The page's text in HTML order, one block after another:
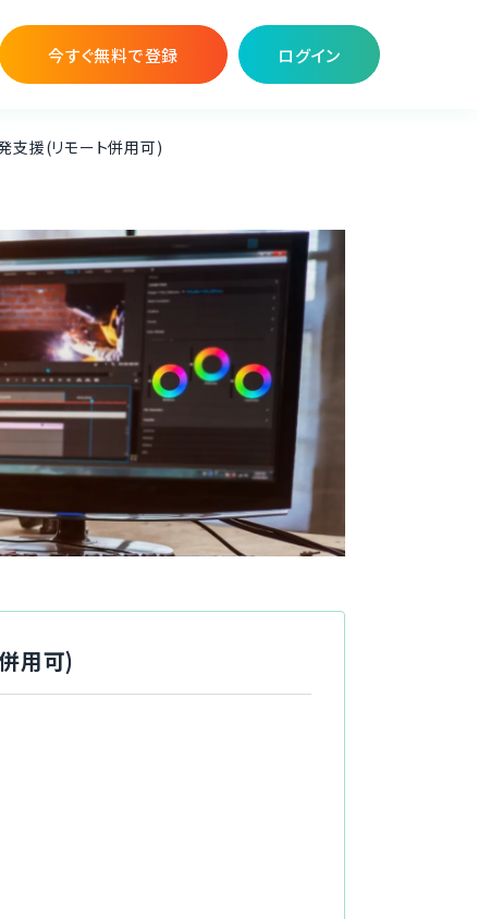
今すぐ無料で登録 ログイン
支援(リモート併用可)
用可)